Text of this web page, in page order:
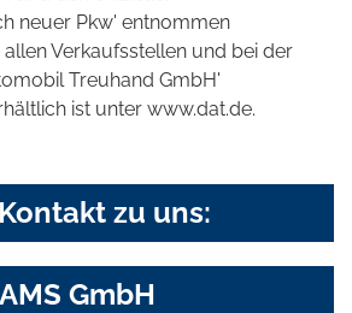
neuer Pkw' entnommen
Verkaufsstellen und bei der
Treuhand GmbH'
ist unter www.dat.de.
zu uns:
GmbH